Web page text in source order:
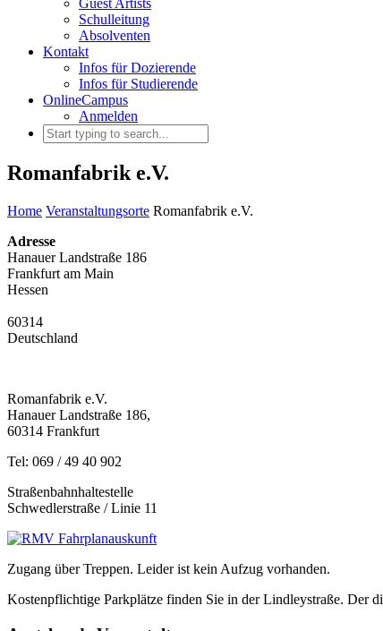
Guest Artists
Schulleitung
Absolventen
Kontakt
Infos für Dozierende
Infos für Studierende
OnlineCampus
Anmelden
Romanfabrik e.V.
Home Veranstaltungsorte Romanfabrik e.V.
Adresse
Hanauer Landstraße 186
Frankfurt am Main
Hessen
60314
Deutschland
Romanfabrik e.V.
Hanauer Landstraße 186,
60314 Frankfurt
Tel: 069 / 49 40 902
Straßenbahnhaltestelle
Schwedlerstraße / Linie 11
Zugang über Treppen. Leider ist kein Aufzug vorhanden.
Kostenpflichtige Parkplätze finden Sie in der Lindleystraße. Der